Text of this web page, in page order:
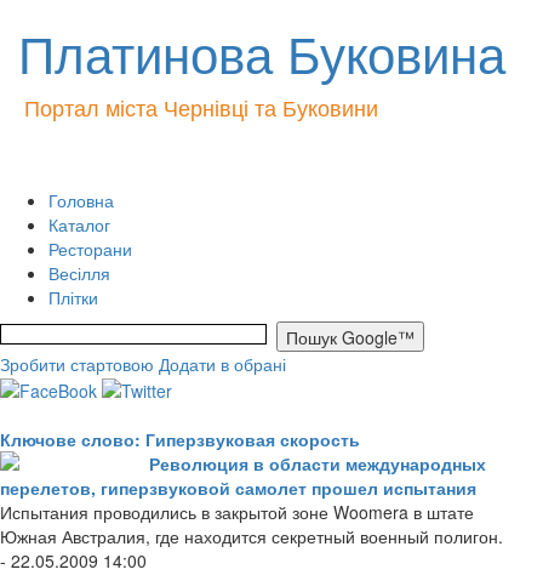
Платинова Буковина
Портал міста Чернівці та Буковини
Головна
Каталог
Ресторани
Весілля
Плітки
Зробити стартовою Додати в обрані
Ключове слово: Гиперзвуковая скорость
Революция в области международных
перелетов, гиперзвуковой самолет прошел испытания
Испытания проводились в закрытой зоне Woomera в штате
Южная Австралия, где находится секретный военный полигон.
- 22.05.2009 14:00